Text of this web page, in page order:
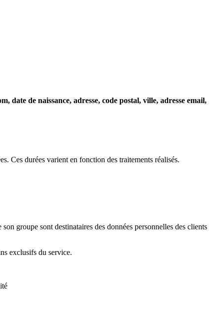
date de naissance, adresse, code postal, ville, adresse email,
Ces durées varient en fonction des traitements réalisés.
groupe sont destinataires des données personnelles des clients
exclusifs du service.